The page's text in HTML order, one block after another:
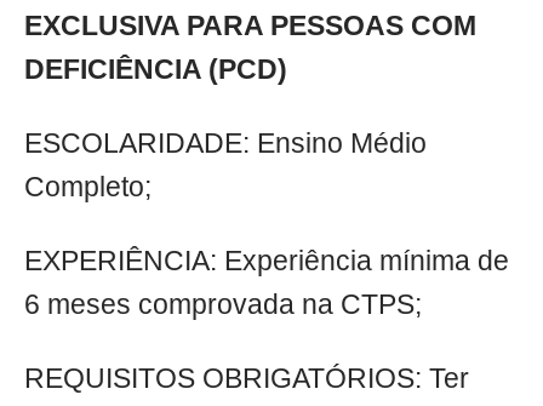
EXCLUSIVA PARA PESSOAS COM
DEFICIÊNCIA (PCD)
ESCOLARIDADE: Ensino Médio
Completo;
EXPERIÊNCIA: Experiência mínima de
6 meses comprovada na CTPS;
REQUISITOS OBRIGATÓRIOS: Ter